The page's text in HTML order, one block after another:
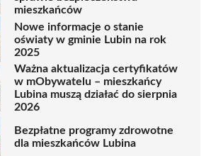
mieszkańców
Nowe informacje o stanie
oświaty w gminie Lubin na rok
2025
Ważna aktualizacja certyfikatów
w mObywatelu – mieszkańcy
Lubina muszą działać do sierpnia
2026
Bezpłatne programy zdrowotne
dla mieszkańców Lubina